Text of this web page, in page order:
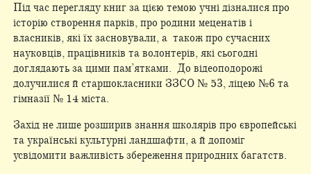
Під час перегляду книг за цією темою учні дізналися про
історію створення парків, про родини меценатів і
власників, які їх засновували, а також про сучасних
науковців, працівників та волонтерів, які сьогодні
доглядають за цими пам’ятками. До відеоподорожі
долучилися й старшокласники ЗЗСО № 53, ліцею №6 та
гімназії № 14 міста.
Захід не лише розширив знання школярів про європейські
та українські культурні ландшафти, а й допоміг
усвідомити важливість збереження природних багатств.